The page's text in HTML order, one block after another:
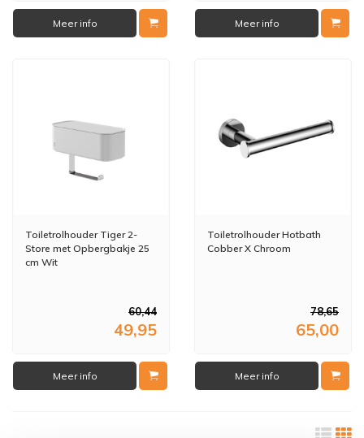
Meer info Meer info
Toiletrolhouder Tiger 2-
Store met Opbergbakje 25
cm Wit
60,44
49,95
Meer info
Toiletrolhouder Hotbath
Cobber X Chroom
78,65
65,00
Meer info